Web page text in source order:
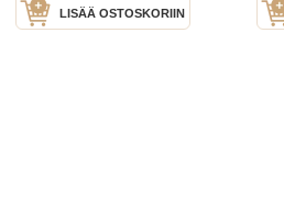
LISÄÄ OSTOSKORIIN